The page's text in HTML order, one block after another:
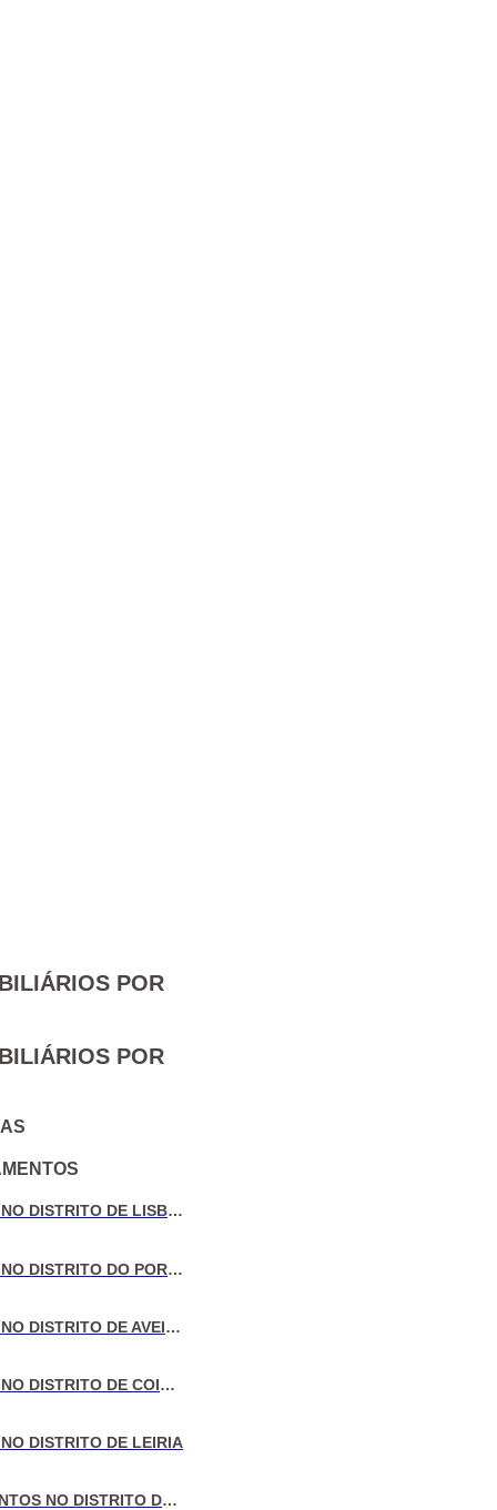
POR
POR
VENDA DE MORADIAS NO DISTRITO DE LISBOA
VENDA DE MORADIAS NO DISTRITO DO PORTO
VENDA DE MORADIAS NO DISTRITO DE AVEIRO
VENDA DE MORADIAS NO DISTRITO DE COIMBRA
DISTRITO DE LEIRIA
VENDA DE APARTAMENTOS NO DISTRITO DE LISBOA